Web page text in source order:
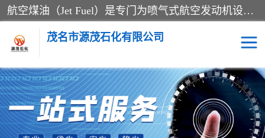
航空煤油（Jet Fuel）是专门为喷气式航空发动机设计的高纯度燃料，主要分为Jet A、Jet A-1和Jet B等类型。其特点是闪点高、低温流动性好，并添加了抗静电剂和抗氧化剂以确保飞行安全。航空煤油需
茂名市源茂石化有限公司
RP3航空煤油 D20+D30溶剂油
D40+D60溶剂油 D80+D100溶剂油